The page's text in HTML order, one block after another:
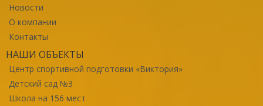
Новости
О компании
Контакты
НАШИ ОБЪЕКТЫ
Центр спортивной подготовки «Виктория»
Детский сад №3
Школа на 156 мест